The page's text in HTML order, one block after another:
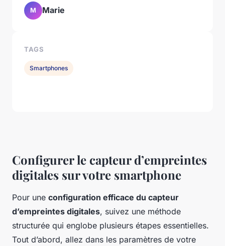
Configurer le capteur d’empreintes
digitales sur votre smartphone
Pour une configuration efficace du capteur
d’empreintes digitales, suivez une méthode
structurée qui englobe plusieurs étapes essentielles.
Tout d’abord, allez dans les paramètres de votre
M Marie
TAGS
Smartphones